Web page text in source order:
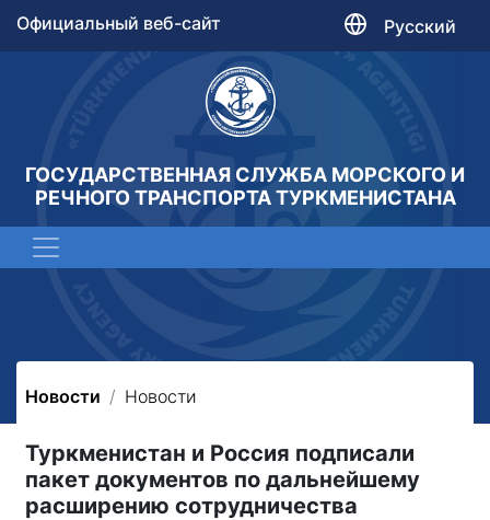
Официальный веб-сайт Русский
ГОСУДАРСТВЕННАЯ СЛУЖБА МОРСКОГО И
РЕЧНОГО ТРАНСПОРТА ТУРКМЕНИСТАНА
Новости Новости
Туркменистан и Россия подписали
пакет документов по дальнейшему
расширению сотрудничества